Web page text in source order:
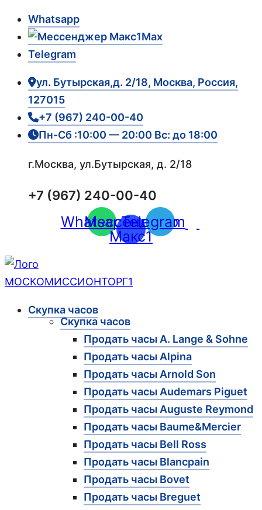
Whatsapp
Max
Telegram
ул. Бутырская,д. 2/18, Москва, Россия,
127015
+7 (967) 240-00-40
Пн-Сб :10:00 — 20:00 Вс: до 18:00
г.Москва, ул.Бутырская, д. 2/18
+7 (967) 240-00-40
Whatsapp
Мессенджер
Макс1
Telegram
Скупка часов
Скупка часов
Продать часы A. Lange & Sohne
Продать часы Alpina
Продать часы Arnold Son
Продать часы Audemars Piguet
Продать часы Auguste Reymond
Продать часы Baume&Mercier
Продать часы Bell Ross
Продать часы Blancpain
Продать часы Bovet
Продать часы Breguet